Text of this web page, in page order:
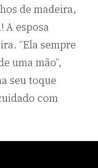
de madeira,
A esposa
“Ela sempre
uma mão”,
seu toque
com